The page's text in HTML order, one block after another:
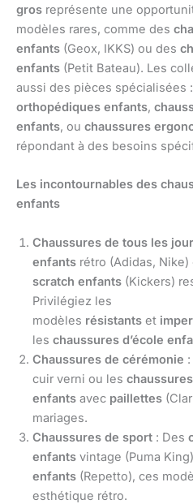
gros représente une
modèles rares, comme des
enfants (Geox, IKKS) ou des
enfants (Petit Bateau). Les
aussi des pièces spécialisées :
orthopédiques enfants,
enfants, ou chaussures
répondant à des besoins
Les incontournables des
enfants
Chaussures de tous les
enfants rétro (Adidas, Nike)
scratch enfants (Kickers)
Privilégiez les
modèles résistants et
les chaussures d’école
Chaussures de cérémonie
cuir verni ou les
enfants avec paillettes
mariages.
Chaussures de sport : Des
enfants vintage (Puma
enfants (Repetto), ces
esthétique rétro.